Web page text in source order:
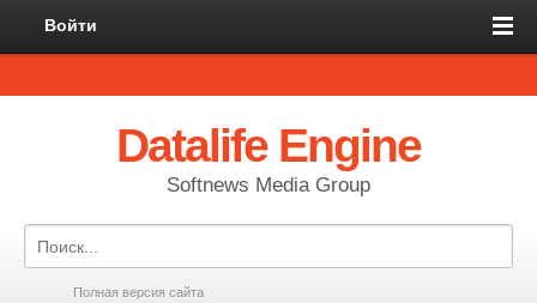
Войти
Datalife Engine
Softnews Media Group
Полная версия сайта